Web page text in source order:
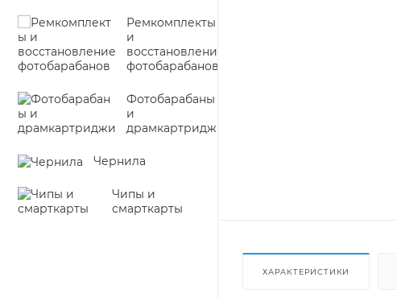
Ремкомплекты
и
восстановление
фотобарабанов
Фотобарабаны
и
драмкартриджи
Чернила
Чипы и
смарткарты
ХАРАКТЕРИСТИКИ